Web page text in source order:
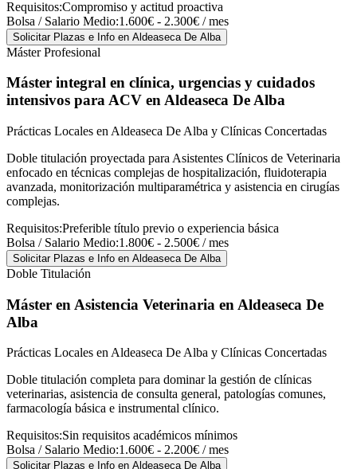
Requisitos:Compromiso y actitud proactiva
Bolsa / Salario Medio:1.600€ - 2.300€ / mes
Solicitar Plazas e Info en Aldeaseca De Alba
Máster Profesional
Máster integral en clínica, urgencias y cuidados
intensivos para ACV en Aldeaseca De Alba
Prácticas Locales en Aldeaseca De Alba y Clínicas Concertadas
Doble titulación proyectada para Asistentes Clínicos de Veterinaria
enfocado en técnicas complejas de hospitalización, fluidoterapia
avanzada, monitorización multiparamétrica y asistencia en cirugías
complejas.
Requisitos:Preferible título previo o experiencia básica
Bolsa / Salario Medio:1.800€ - 2.500€ / mes
Solicitar Plazas e Info en Aldeaseca De Alba
Doble Titulación
Máster en Asistencia Veterinaria en Aldeaseca De
Alba
Prácticas Locales en Aldeaseca De Alba y Clínicas Concertadas
Doble titulación completa para dominar la gestión de clínicas
veterinarias, asistencia de consulta general, patologías comunes,
farmacología básica e instrumental clínico.
Requisitos:Sin requisitos académicos mínimos
Bolsa / Salario Medio:1.600€ - 2.200€ / mes
Solicitar Plazas e Info en Aldeaseca De Alba